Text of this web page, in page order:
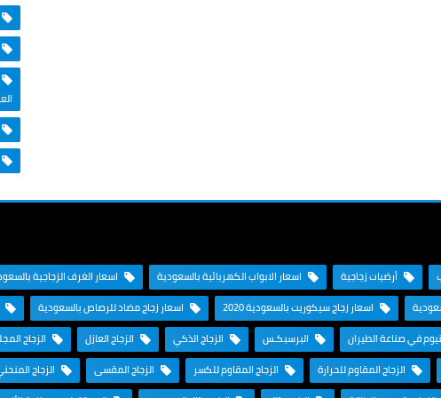
أرضيات زجاجية اسعار الابواب الكهربائية بالسعودية اسعار الغرف الزجاجية بالسعودية
اسعار زجاج سيكوريت بالسعودية 2020 اسعار زجاج مضاد للرصاص بالسعودية
في صناعة الطيران
البرسبكـس الزجاج الذكي الزجاج العازل الزجاج
الزجاج المقاوم للحرارة
الزجاج المقاوم للكسر الزجاج المقسى الزجاج